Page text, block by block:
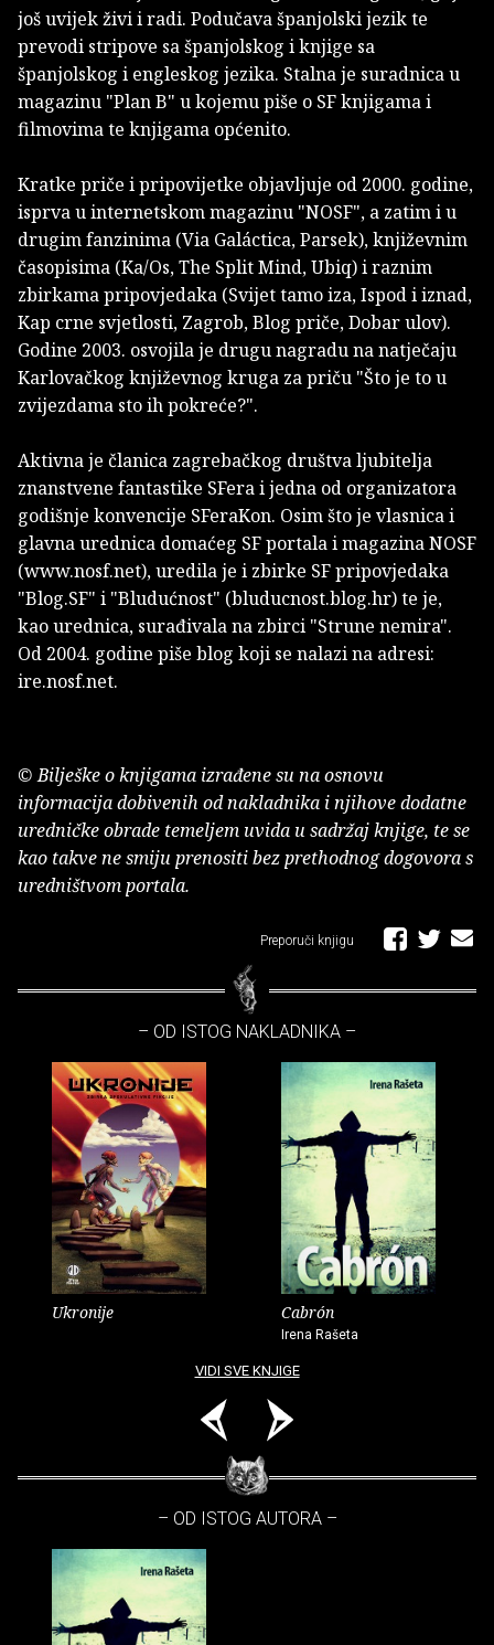
još uvijek živi i radi. Podučava španjolski jezik te
prevodi stripove sa španjolskog i knjige sa
španjolskog i engleskog jezika. Stalna je suradnica u
magazinu "Plan B" u kojemu piše o SF knjigama i
filmovima te knjigama općenito.
Kratke priče i pripovijetke objavljuje od 2000. godine,
isprva u internetskom magazinu "NOSF", a zatim i u
drugim fanzinima (Via Galáctica, Parsek), književnim
časopisima (Ka/Os, The Split Mind, Ubiq) i raznim
zbirkama pripovjedaka (Svijet tamo iza, Ispod i iznad,
Kap crne svjetlosti, Zagrob, Blog priče, Dobar ulov).
Godine 2003. osvojila je drugu nagradu na natječaju
Karlovačkog književnog kruga za priču "Što je to u
zvijezdama sto ih pokreće?".
Aktivna je članica zagrebačkog društva ljubitelja
znanstvene fantastike SFera i jedna od organizatora
godišnje konvencije SFeraKon. Osim što je vlasnica i
glavna urednica domaćeg SF portala i magazina NOSF
(www.nosf.net), uredila je i zbirke SF pripovjedaka
"Blog.SF" i "Bludućnost" (bluducnost.blog.hr) te je,
kao urednica, surađivala na zbirci "Strune nemira".
Od 2004. godine piše blog koji se nalazi na adresi:
ire.nosf.net.
© Bilješke o knjigama izrađene su na osnovu
informacija dobivenih od nakladnika i njihove dodatne
uredničke obrade temeljem uvida u sadržaj knjige, te se
kao takve ne smiju prenositi bez prethodnog dogovora s
uredništvom portala.
Preporuči knjigu
– OD ISTOG NAKLADNIKA –
Ukronije Cabrón
Irena Rašeta
VIDI SVE KNJIGE
– OD ISTOG AUTORA –